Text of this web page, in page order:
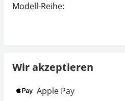
Modell-Reihe:
Wir akzeptieren
Apple Pay